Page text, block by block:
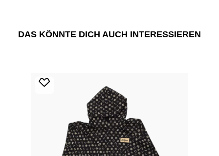
DAS KÖNNTE DICH AUCH INTERESSIEREN